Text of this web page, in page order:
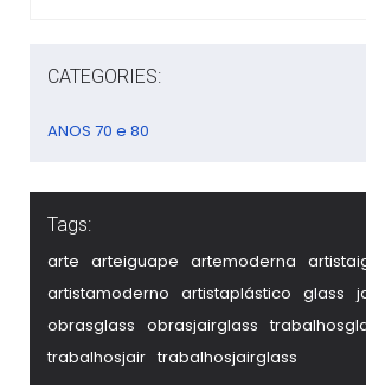
CATEGORIES:
ANOS 70 e 80
Tags:
arte arteiguape artemoderna
artistamoderno artistaplástico glass
obrasglass obrasjairglass
trabalhosjair trabalhosjairglass